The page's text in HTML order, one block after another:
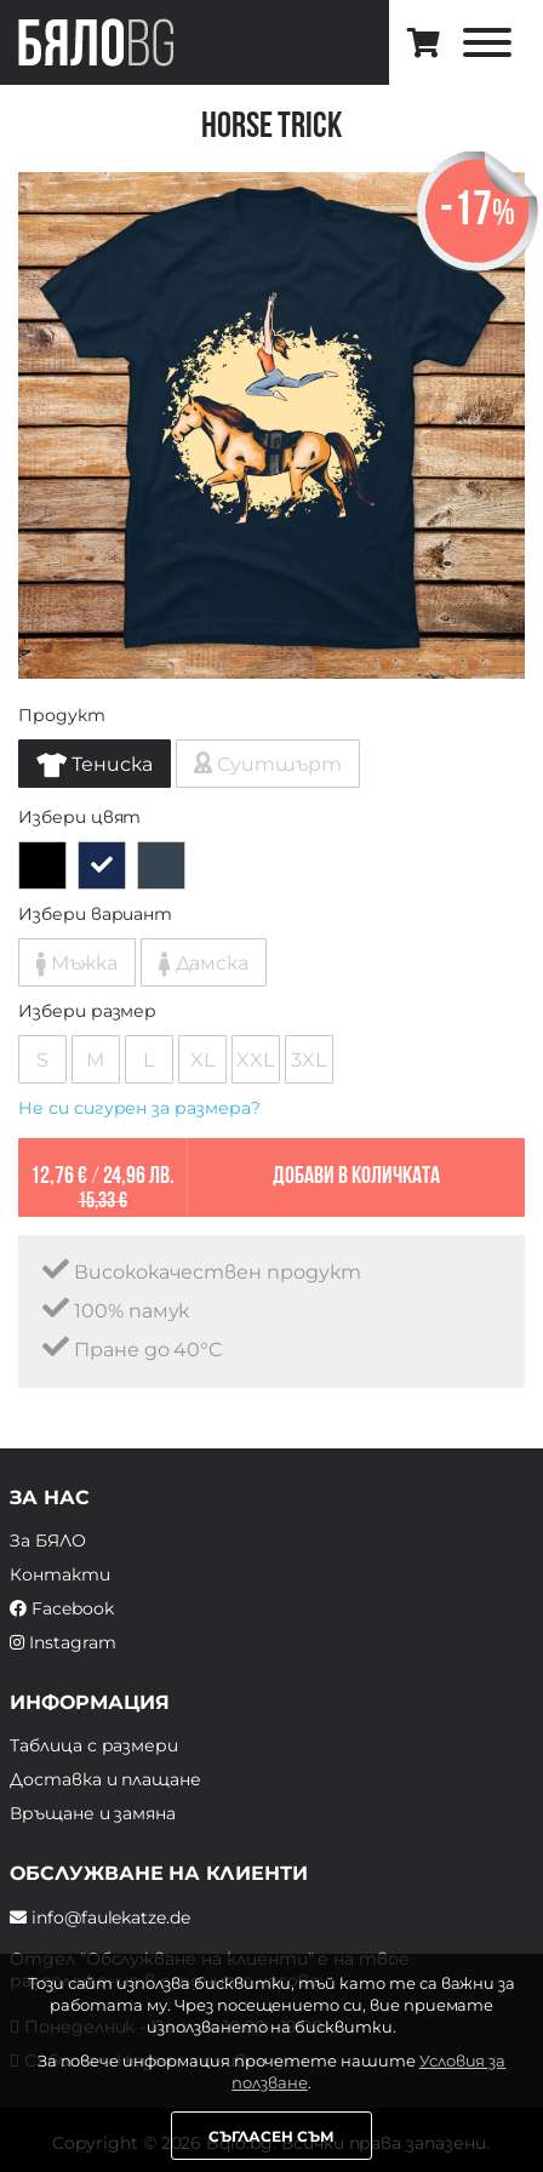
Horse Trick
-17%
Продукт
Тениска Суитшърт
Избери цвят
Избери вариант
Мъжка Дамска
Избери размер
S M L XL XXL 3XL
Не си сигурен за размера?
12,76 €/ 24,96 лв.
15,33 €
Добави в количката
Висококачествен продукт
100% памук
Пране до 40°C
ЗА НАС
За БЯЛО
Контакти
Facebook
Instagram
ИНФОРМАЦИЯ
Таблица с размери
Доставка и плащане
Връщане и замяна
ОБСЛУЖВАНЕ НА КЛИЕНТИ
info@faulekatze.de
Отдел "Обслужване на клиенти" е на твое
разположение в следните часове:
Понеделник - Петък: 10:00 - 19:00 ч.
Събота и Неделя: почивен ден
Copyright © 2026 Bqlo.bg. Всички права запазени.
Този сайт използва бисквитки, тъй като те са важни за
работата му. Чрез посещението си, вие приемате
използването на бисквитки.
За повече информация прочетете нашитеУсловия за
ползване.
СЪГЛАСЕН СЪМ